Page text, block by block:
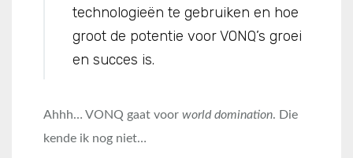
technologieën te gebruiken en hoe
groot de potentie voor VONQ’s groei
en succes is.
Ahhh… VONQ gaat voor world domination. Die
kende ik nog niet…